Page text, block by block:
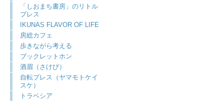
「しおまち書房」のリトル
プレス
IKUNAS FLAVOR OF LIFE
房総カフェ
歩きながら考える
ブックレットホン
酒眉（さけび）
自転プレス（ヤマモトケイ
スケ）
トラベシア